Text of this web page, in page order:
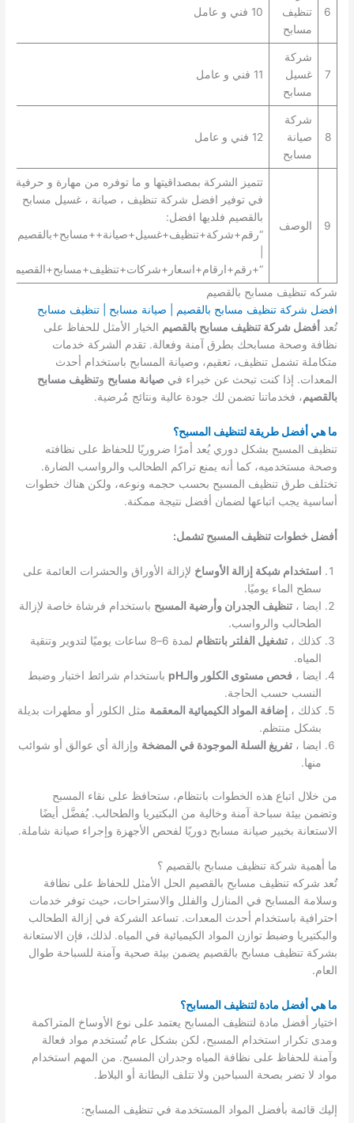
6
تنظيف
مسابح
10 فني و عامل
7
شركة
غسيل
مسابح
11 فني و عامل
8
شركة
صيانة
مسابح
12 فني و عامل
9 الوصف
تتميز الشركة بمصداقيتها و ما توفره من مهارة و حرفية
في توفير افضل شركة تنظيف ، صيانة ، غسيل مسابح
بالقصيم فلديها افضل:
“رقم+شركة+تنظيف+غسيل+صيانة++مسابح+بالقصيم+”
“+رقم+ارقام+اسعار+شركات+تنظيف+مسابح+القصيم+”.
شركه تنظيف مسابح بالقصيم
افضل شركة تنظيف مسابح بالقصيم | صيانة مسابح | تنظيف مسابح
تُعد
أفضل شركة تنظيف مسابح بالقصيم الخيار الأمثل للحفاظ على
نظافة وصحة مسابحك بطرق آمنة وفعالة. تقدم الشركة خدمات
متكاملة تشمل تنظيف، تعقيم، وصيانة المسابح باستخدام أحدث
المعدات. إذا كنت تبحث عن خبراء فيصيانة مسابح وتنظيف مسابح
بالقصيم، فخدماتنا تضمن لك جودة عالية ونتائج مُرضية.
ما هي أفضل طريقة لتنظيف المسبح؟
تنظيف المسبح بشكل دوري يُعد أمرًا ضروريًا للحفاظ على نظافته
وصحة مستخدميه، كما أنه يمنع تراكم الطحالب والرواسب الضارة.
تختلف طرق تنظيف المسبح بحسب حجمه ونوعه، ولكن هناك خطوات
أساسية يجب اتباعها لضمان أفضل نتيجة ممكنة.
أفضل خطوات تنظيف المسبح تشمل:
استخدام شبكة إزالة الأوساخ لإزالة الأوراق والحشرات العائمة على
سطح الماء يوميًا.
ايضا ،تنظيف الجدران وأرضية المسبح باستخدام فرشاة خاصة لإزالة
الطحالب والرواسب.
كذلك ،تشغيل الفلتر بانتظام
لمدة 6–8 ساعات يوميًا لتدوير وتنقية
المياه.
ايضا ،فحص مستوى الكلور والـpH
باستخدام شرائط اختبار وضبط
النسب حسب الحاجة.
كذلك ، إضافة المواد الكيميائية المعقمة مثل الكلور أو مطهرات بديلة
بشكل منتظم.
ايضا ،تفريغ السلة الموجودة في المضخة وإزالة أي عوالق أو شوائب
منها.
من خلال اتباع هذه الخطوات بانتظام، ستحافظ على نقاء المسبح
وتضمن بيئة سباحة آمنة وخالية من البكتيريا والطحالب. يُفضَّل أيضًا
الاستعانة بخبير صيانة مسابح دوريًا لفحص الأجهزة وإجراء صيانة شاملة.
ما أهمية شركة تنظيف مسابح بالقصيم ؟
تُعد شركه تنظيف مسابح بالقصيم الحل الأمثل للحفاظ على نظافة
وسلامة المسابح في المنازل والفلل والاستراحات، حيث توفر خدمات
احترافية باستخدام أحدث المعدات. تساعد الشركة في إزالة الطحالب
والبكتيريا وضبط توازن المواد الكيميائية في المياه. لذلك، فإن الاستعانة
بشركة تنظيف مسابح بالقصيم يضمن بيئة صحية وآمنة للسباحة طوال
العام.
ما هي أفضل مادة لتنظيف المسابح؟
اختيار أفضل مادة لتنظيف المسابح يعتمد على نوع الأوساخ المتراكمة
ومدى تكرار استخدام المسبح، لكن بشكل عام تُستخدم مواد فعالة
وآمنة للحفاظ على نظافة المياه وجدران المسبح. من المهم استخدام
مواد لا تضر بصحة السباحين ولا تتلف البطانة أو البلاط.
إليك قائمة بأفضل المواد المستخدمة في تنظيف المسابح: